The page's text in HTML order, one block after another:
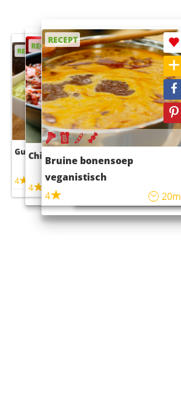
RECEPT
Guacamole
4
RECEPT
Chili con carne
4
RECEPT
Bruine bonensoep
veganistisch
4
20m
RECEPT
Sushi rijstsalade
maaltijdsalade
RECEPT
4